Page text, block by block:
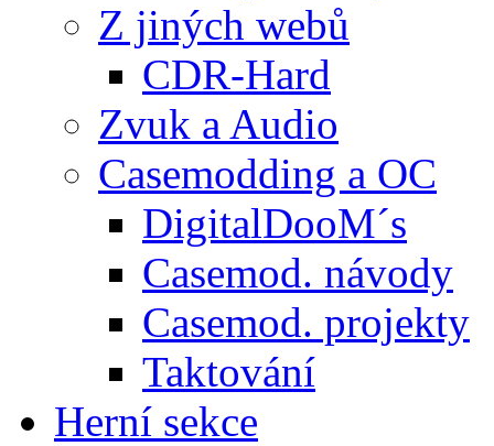
Z jiných webů
CDR-Hard
Zvuk a Audio
Casemodding a OC
DigitalDooM´s
Casemod. návody
Casemod. projekty
Taktování
Herní sekce